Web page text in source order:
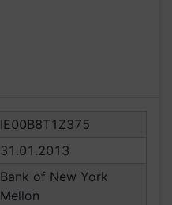
IE00B8T1Z375
31.01.2013
Bank of New York
Mellon